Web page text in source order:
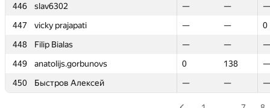
446
slav6302 — —
—
447
vicky prajapati — —
0
448
Filip Bialas — —
—
449
anatolijs.gorbunovs 0 138
—
450
Быстров Алексей — — —
446
slav6302 — —
—
447
vicky prajapati — —
0
448
Filip Bialas — —
—
449
anatolijs.gorbunovs 0 138
—
450
Быстров Алексей — — —